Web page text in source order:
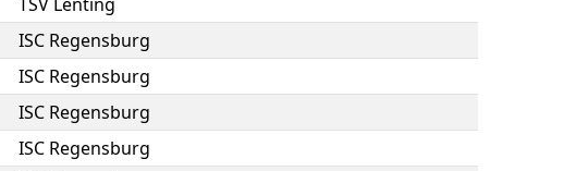
ISC Regensburg
ISC Regensburg
ISC Regensburg
ISC Regensburg